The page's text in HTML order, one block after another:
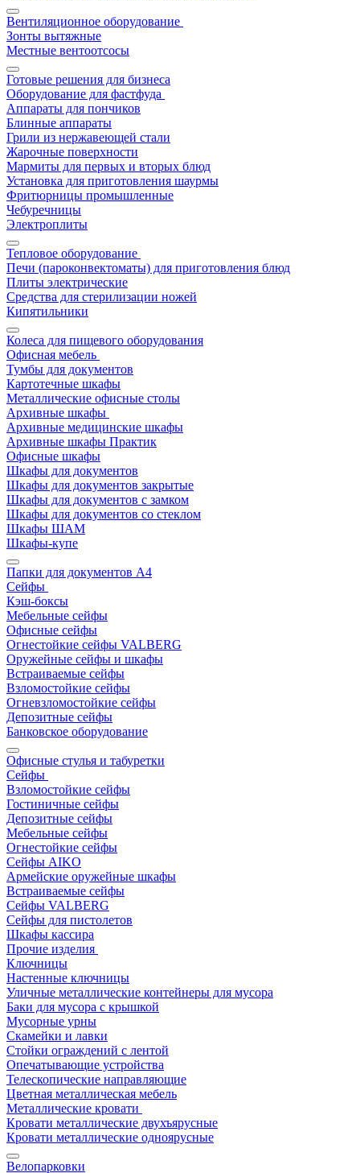
Вентиляционное оборудование
Зонты вытяжные
Местные вентоотсосы
Готовые решения для бизнеса
Оборудование для фастфуда
Аппараты для пончиков
Блинные аппараты
Грили из нержавеющей стали
Жарочные поверхности
Мармиты для первых и вторых блюд
Установка для приготовления шаурмы
Фритюрницы промышленные
Чебуречницы
Электроплиты
Тепловое оборудование
Печи (пароконвектоматы) для приготовления блюд
Плиты электрические
Средства для стерилизации ножей
Кипятильники
Колеса для пищевого оборудования
Офисная мебель
Тумбы для документов
Картотечные шкафы
Металлические офисные столы
Архивные шкафы
Архивные медицинские шкафы
Архивные шкафы Практик
Офисные шкафы
Шкафы для документов
Шкафы для документов закрытые
Шкафы для документов с замком
Шкафы для документов со стеклом
Шкафы ШАМ
Шкафы-купе
Папки для документов A4
Сейфы
Кэш-боксы
Мебельные сейфы
Офисные сейфы
Огнестойкие сейфы VALBERG
Оружейные сейфы и шкафы
Встраиваемые сейфы
Взломостойкие сейфы
Огневзломостойкие сейфы
Депозитные сейфы
Банковское оборудование
Офисные стулья и табуретки
Сейфы
Взломостойкие сейфы
Гостиничные сейфы
Депозитные сейфы
Мебельные сейфы
Огнестойкие сейфы
Сейфы AIKO
Армейские оружейные шкафы
Встраиваемые сейфы
Сейфы VALBERG
Сейфы для пистолетов
Шкафы кассира
Прочие изделия
Ключницы
Настенные ключницы
Уличные металлические контейнеры для мусора
Баки для мусора с крышкой
Мусорные урны
Скамейки и лавки
Стойки ограждений с лентой
Опечатывающие устройства
Телескопические направляющие
Цветная металлическая мебель
Металлические кровати
Кровати металлические двухъярусные
Кровати металлические одноярусные
Велопарковки